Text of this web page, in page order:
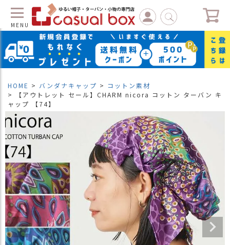
MENU
マ
イ
ペ
ー
ジ
（
新
規
会
員
登
録
）
HOME バンダナキャップ
コットン素材
【アウトレット セール】CHARM nicora コットン ターバン キ
ャップ 【74】